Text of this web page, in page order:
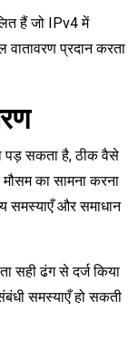
हैं जो IPv4 में
प्रदान करता
पड़ सकता है, ठीक वैसे
का सामना करना
समस्याएँ और समाधान
सही ढंग से दर्ज किया
समस्याएँ हो सकती